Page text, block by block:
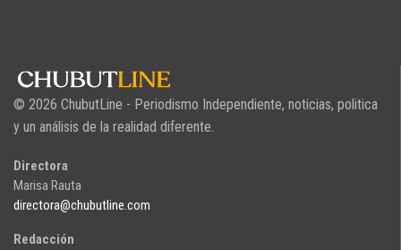
© 2026 ChubutLine - Periodismo Independiente, noticias, politica
y un análisis de la realidad diferente.
Directora
Marisa Rauta
directora@chubutline.com
Redacción